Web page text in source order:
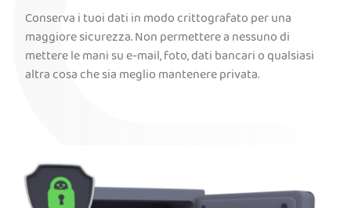
Conserva i tuoi dati in modo crittografato per una
maggiore sicurezza. Non permettere a nessuno di
mettere le mani su e-mail, foto, dati bancari o qualsiasi
altra cosa che sia meglio mantenere privata.